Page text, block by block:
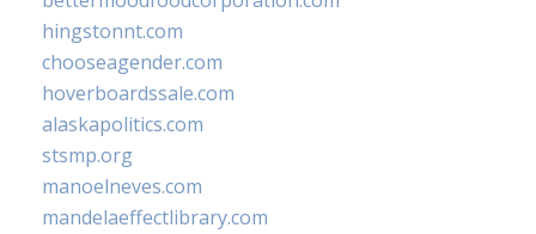
hingstonnt.com
chooseagender.com
hoverboardssale.com
alaskapolitics.com
stsmp.org
manoelneves.com
mandelaeffectlibrary.com